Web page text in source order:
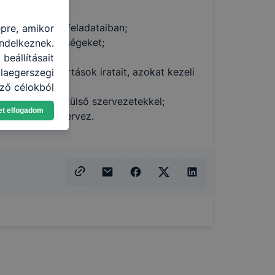
részfeladataiban;
lehetőségeket;
nyilvántartások iratait, azokat kezeli
külső szervezetekkel;
szervez.
amikor
célokból
Ön a
vagy
még jobb
legtöbb
elfogadom